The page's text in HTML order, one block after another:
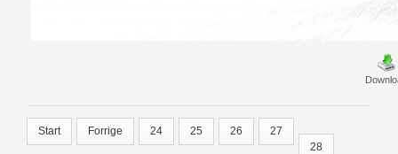
Start Forrige 24 25 26
27
28